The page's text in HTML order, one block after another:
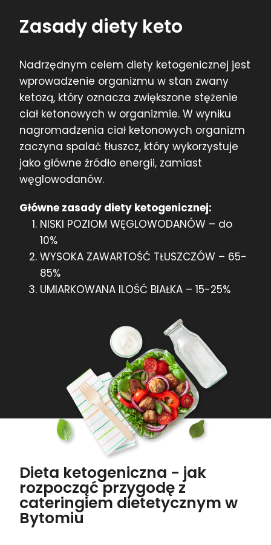
Zasady diety keto
Nadrzędnym celem diety ketogenicznej jest
wprowadzenie organizmu w stan zwany
ketozą, który oznacza zwiększone stężenie
ciał ketonowych w organizmie. W wyniku
nagromadzenia ciał ketonowych organizm
zaczyna spalać tłuszcz, który wykorzystuje
jako główne źródło energii, zamiast
węglowodanów.
Główne zasady diety ketogenicznej:
NISKI POZIOM WĘGLOWODANÓW – do
10%
WYSOKA ZAWARTOŚĆ TŁUSZCZÓW – 65-
85%
UMIARKOWANA ILOŚĆ BIAŁKA – 15-25%
Dieta ketogeniczna - jak
rozpocząć przygodę z
cateringiem dietetycznym w
Bytomiu